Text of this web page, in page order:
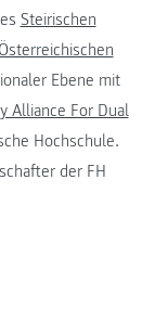
Steirischen
Österreichischen
Ebene mit
Alliance For Dual
Hochschule.
der FH